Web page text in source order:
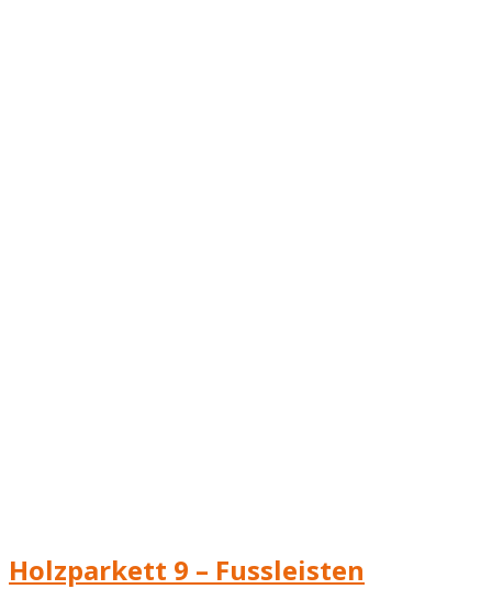
Holzparkett 9 – Fussleisten